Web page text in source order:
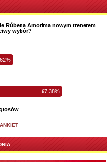
Rúbena Amorima nowym trenerem
wybór?
67.38%